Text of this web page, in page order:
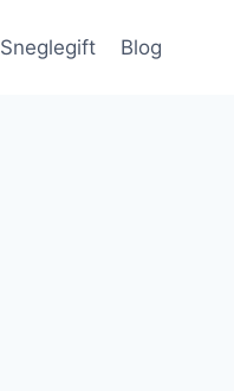
Sneglegift Blog